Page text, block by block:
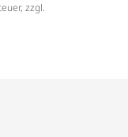
zzgl.